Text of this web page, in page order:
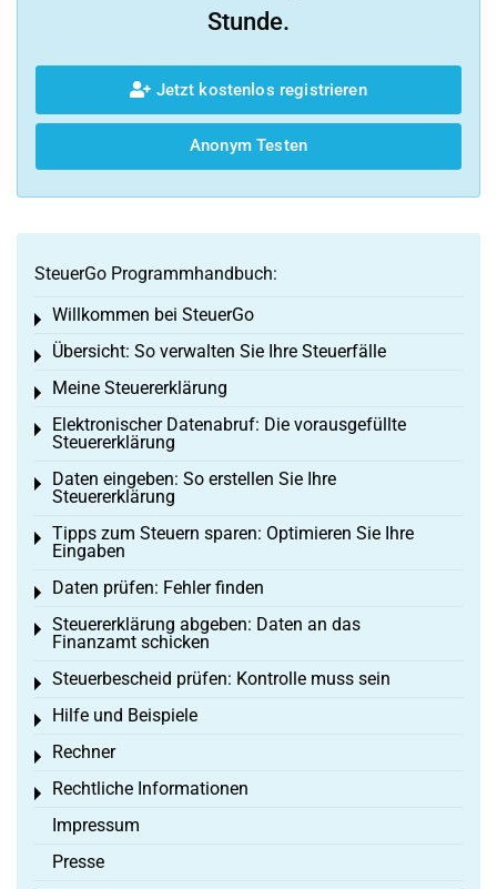
Stunde.
Jetzt kostenlos registrieren
Anonym Testen
SteuerGo Programmhandbuch:
Willkommen bei SteuerGo
Toggle menu
Übersicht: So verwalten Sie Ihre Steuerfälle
Toggle menu
Meine Steuererklärung
Toggle menu
Elektronischer Datenabruf: Die vorausgefüllte
Steuererklärung
Toggle menu
Daten eingeben: So erstellen Sie Ihre
Steuererklärung
Toggle menu
Tipps zum Steuern sparen: Optimieren Sie Ihre
Eingaben
Toggle menu
Daten prüfen: Fehler finden
Toggle menu
Steuererklärung abgeben: Daten an das
Finanzamt schicken
Toggle menu
Steuerbescheid prüfen: Kontrolle muss sein
Toggle menu
Hilfe und Beispiele
Toggle menu
Rechner
Toggle menu
Rechtliche Informationen
Toggle menu
Impressum
Presse